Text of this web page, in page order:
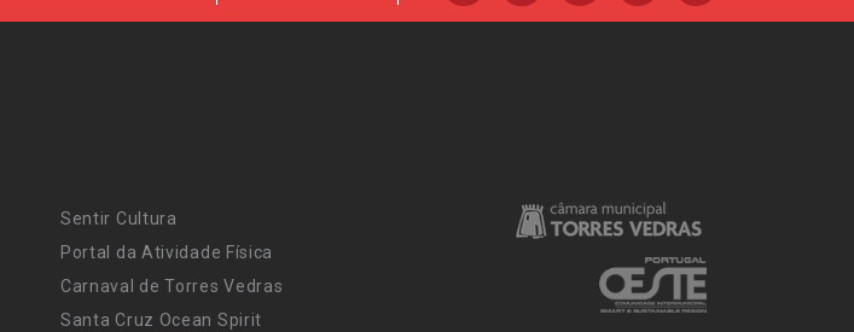
Sentir Cultura
Portal da Atividade Física
Carnaval de Torres Vedras
Santa Cruz Ocean Spirit